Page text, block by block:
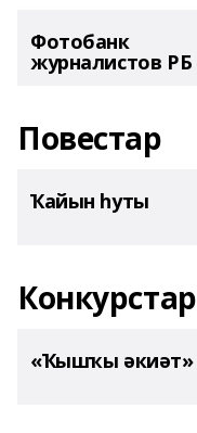
Фотобанк
журналистов РБ
Повестар
Ҡайын һуты
Конкурстар
«Ҡышҡы әкиәт»